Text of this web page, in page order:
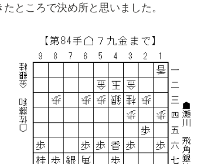
ところで決め所と思いました。